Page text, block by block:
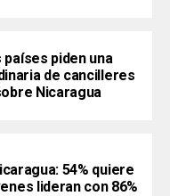
países piden una
de cancilleres
Nicaragua
54% quiere
lideran con 86%